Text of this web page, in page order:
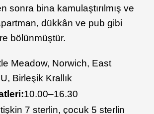
sonra bina kamulaştırılmış ve
dükkân ve pub gibi
bölünmüştür.
Meadow, Norwich, East
Birleşik Krallık
10.00–16.30
7 sterlin, çocuk 5 sterlin